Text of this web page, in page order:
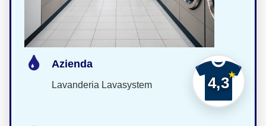
4,3
Azienda
Lavanderia Lavasystem